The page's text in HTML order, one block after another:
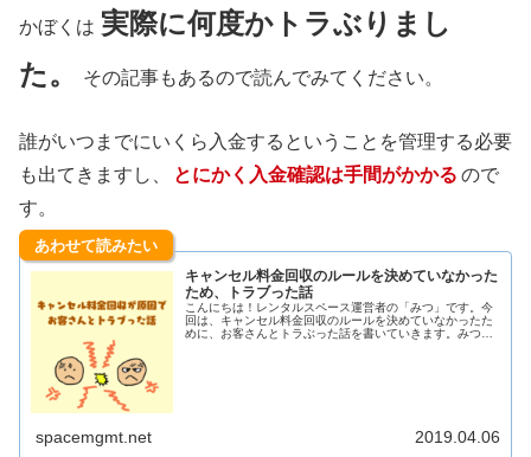
かぼくは 実際に何度かトラぶりまし
た。
その記事もあるので読んでみてください。
誰がいつまでにいくら入金するということを管理する必要
も出てきますし、
とにかく入金確認は手間がかかる ので
す。
あわせて読みたい
キャンセル料金回収のルールを決めていなかった
ため、トラブった話
こんにちは！レンタルスペース運営者の「みつ」です。今
回は、キャンセル料金回収のルールを決めていなかったた
めに、お客さんとトラぶった話を書いていきます。みつ自
spacemgmt.net 2019.04.06